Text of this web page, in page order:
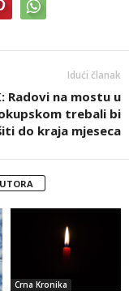
Idući članak
Radovi na mostu u
trebali bi
do kraja mjeseca
Crna Kronika